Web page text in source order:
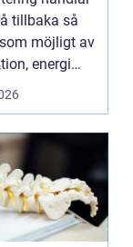
tillbaka så
möjligt av
energi